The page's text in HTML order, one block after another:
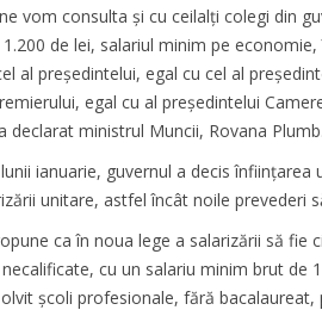
vom consulta şi cu ceilalţi colegi din
de lei, salariul minim pe
al preşedintelui, egal cu cel al
egal cu al preşedintelui
declarat ministrul Muncii, Rovana Plumb.
ianuarie, guvernul a decis înfiinţarea
unitare, astfel încât noile prevederi
ca în noua lege a salarizării să fie
cu un salariu minim brut de
şcoli profesionale, fără